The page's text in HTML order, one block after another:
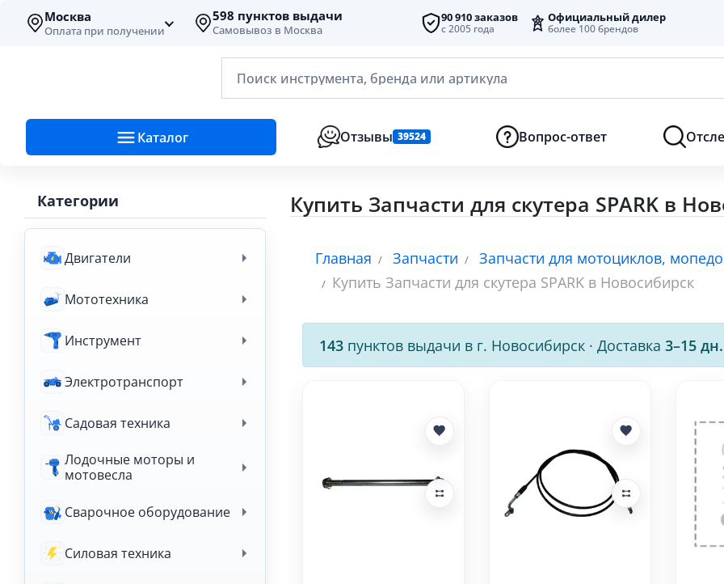
Москва
Оплата при получении
598 пунктов выдачи
Самовывоз в Москва
90 910 заказов
с 2005 года
Официальный дилер
более 100 брендов
Поиск инструмента, бренда или артикула
Каталог Отзывы 39524 Вопрос-ответ
Категории
Двигатели
Мототехника
Инструмент
Электротранспорт
Садовая техника
Лодочные моторы и
мотовесла
Сварочное оборудование
Силовая техника
Купить Запчасти для скутера SPARK в
Главная Запчасти Запчасти для мотоциклов,
Купить Запчасти для скутера SPARK в Новосибирск
143пунктов выдачи в г. Новосибирск · Доставка 3–15 дн.